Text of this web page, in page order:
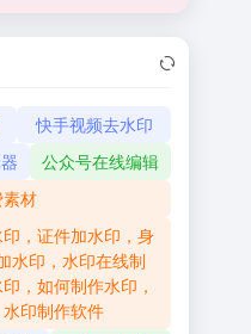
快手视频去水印
公众号在线编辑
材
，证件加水印，身
水印，水印在线制
，如何制作水印，
印制作软件